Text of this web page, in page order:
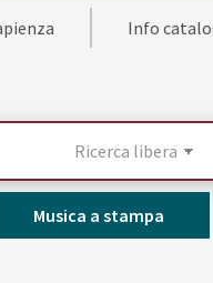
Info
Musica a stampa